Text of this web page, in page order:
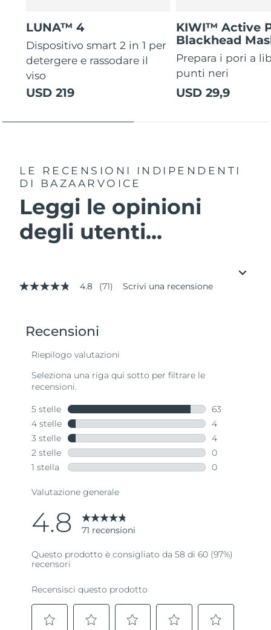
LUNA™ 4
Dispositivo smart 2 in 1 per
detergere e rassodare il
viso
USD 219
KIWI™ Active
Blackhead
Prepara i pori a
punti neri
USD 29,9
LE RECENSIONI INDIPENDENTI
DI BAZAARVOICE
Leggi le opinioni
degli utenti...
4.8
valore
valutazione
Read
Stesso
alla
pagina.
4.8 (71) Scrivi una recensione